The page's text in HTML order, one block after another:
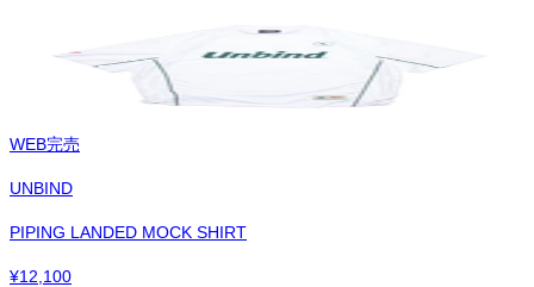
WEB完売
UNBIND
PIPING LANDED MOCK SHIRT
¥12,100